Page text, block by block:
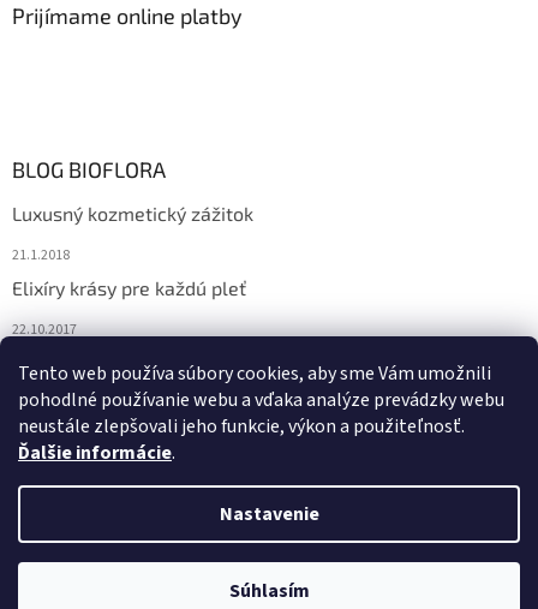
Tento web používa súbory cookies, aby sme Vám umožnili
pohodlné používanie webu a vďaka analýze prevádzky webu
neustále zlepšovali jeho funkcie, výkon a použiteľnosť.
Ďalšie informácie.
Nastavenie
Súhlasím
Prijímame online platby
BLOG BIOFLORA
Luxusný kozmetický zážitok
21.1.2018
Elixíry krásy pre každú pleť
22.10.2017
Spoznajte prírodnú kozmetiku Sante
10.10.2017
Copyright 2026Bioflora.sk. Všetky práva vyhradené.Upraviť
nastavenie cookies